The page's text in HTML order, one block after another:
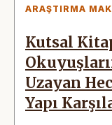
ARAŞTIRMA
Kutsal
Uzayan
Yapı